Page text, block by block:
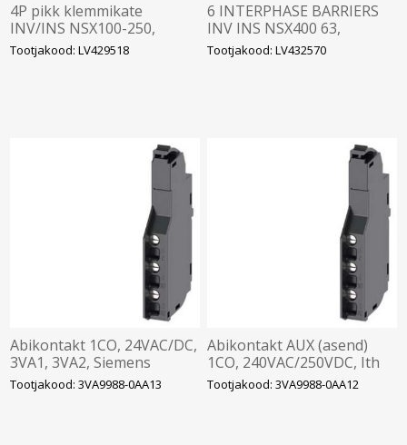
4P pikk klemmikate
INV/INS NSX100-250,
Schneider
Tootjakood: LV429518
6 INTERPHASE BARRIERS
INV INS NSX400 63,
Schneider
Tootjakood: LV432570
Abikontakt 1CO, 24VAC/DC,
3VA1, 3VA2, Siemens
Tootjakood: 3VA9988-0AA13
Abikontakt AUX (asend)
1CO, 240VAC/250VDC, Ith
6A, 7mm, 3VA1/3VA2,
Siemens
Tootjakood: 3VA9988-0AA12